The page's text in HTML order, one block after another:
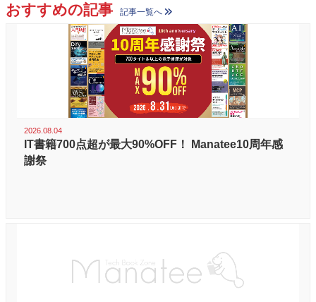
おすすめの記事 記事一覧へ
2026.08.04
IT書籍700点超が最大90%OFF！ Manatee10周年感
謝祭